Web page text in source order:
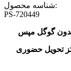
شناسه محصول:
PS-720449
گوگل مپس
تحویل حضوری